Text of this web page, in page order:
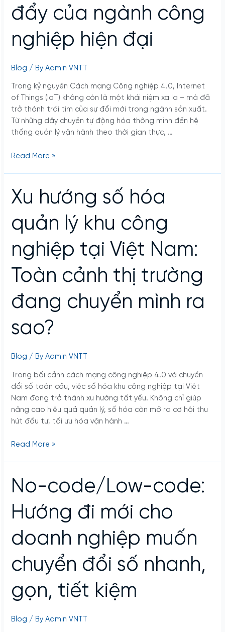
đẩy của ngành công
nghiệp hiện đại
Blog / ByAdmin VNTT
Trong kỷ nguyên Cách mạng Công nghiệp 4.0, Internet
of Things (IoT) không còn là một khái niệm xa lạ – mà đã
trở thành trái tim của sự đổi mới trong ngành sản xuất.
Từ những dây chuyền tự động hóa thông minh đến hệ
thống quản lý vận hành theo thời gian thực, …
Việt
Nam:
đẩy
ngành
công
nghiệp
hiện
đại
Read More »
Xu hướng số hóa
quản lý khu công
nghiệp tại Việt Nam:
Toàn cảnh thị trường
đang chuyển mình ra
sao?
Blog / ByAdmin VNTT
Trong bối cảnh cách mạng công nghiệp 4.0 và chuyển
đổi số toàn cầu, việc số hóa khu công nghiệp tại Việt
Nam đang trở thành xu hướng tất yếu. Không chỉ giúp
nâng cao hiệu quả quản lý, số hóa còn mở ra cơ hội thu
hút đầu tư, tối ưu hóa vận hành …
Xu
hướng
hóa
quản
lý
công
nghiệp
tại
Việt
Toàn
thị
trường
đang
chuyển
mình
ra
sao?
Read More »
No-code/Low-code:
Hướng đi mới cho
doanh nghiệp muốn
chuyển đổi số nhanh,
gọn, tiết kiệm
Blog / ByAdmin VNTT
No-
code/Low-
Hướng
mới
cho
doanh
nghiệp
chuyển
số